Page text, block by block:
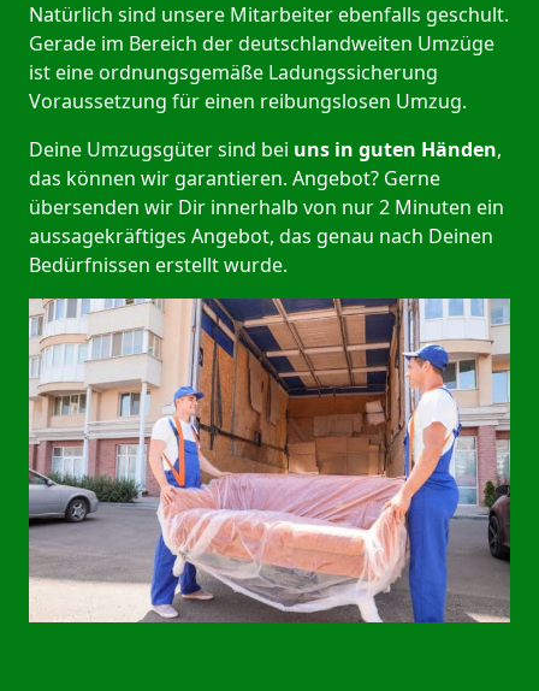
Natürlich sind unsere Mitarbeiter ebenfalls geschult.
Gerade im Bereich der deutschlandweiten Umzüge
ist eine ordnungsgemäße Ladungssicherung
Voraussetzung für einen reibungslosen Umzug.
Deine Umzugsgüter sind bei uns in guten Händen,
das können wir garantieren. Angebot? Gerne
übersenden wir Dir innerhalb von nur 2 Minuten ein
aussagekräftiges Angebot, das genau nach Deinen
Bedürfnissen erstellt wurde.